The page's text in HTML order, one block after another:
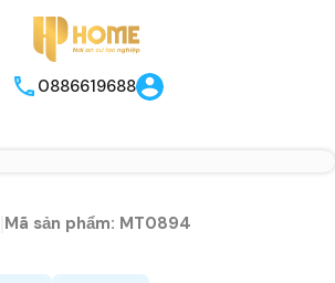
0886619688
Mã sản phẩm: MT0894